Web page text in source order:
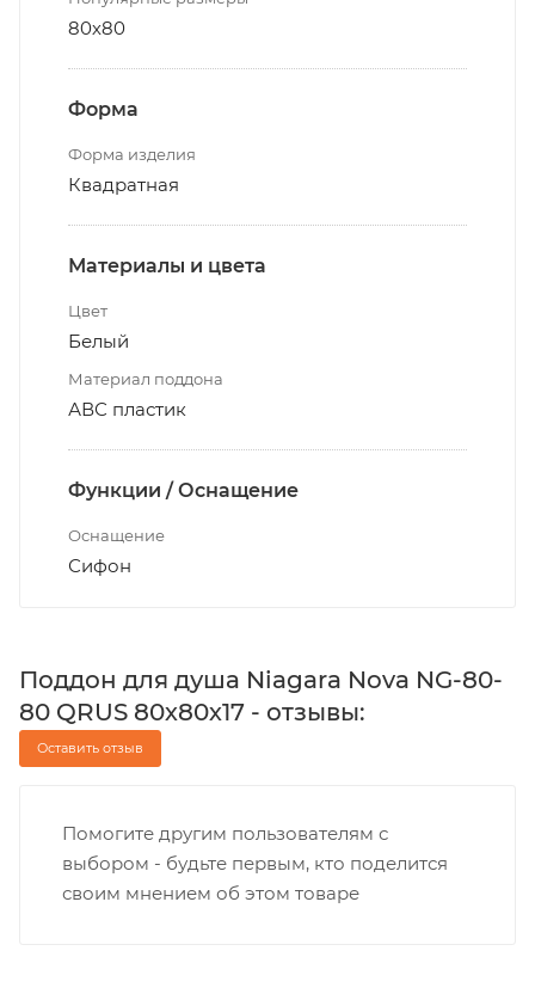
80х80
Форма
Форма изделия
Квадратная
Материалы и цвета
Цвет
Белый
Материал поддона
АВС пластик
Функции / Оснащение
Оснащение
Сифон
Поддон для душа Niagara Nova NG-80-
80 QRUS 80х80х17 - отзывы:
Оставить отзыв
Помогите другим пользователям с
выбором - будьте первым, кто поделится
своим мнением об этом товаре